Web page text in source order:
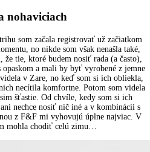
nohaviciach
som začala registrovať už začiatkom
no nikde som však nenašla také,
že tie, ktoré budem nosiť rada (a často),
opaskom a mali by byť vyrobené z jemne
v Zare, no keď som si ich obliekla,
necítila komfortne. Potom som videla
šťastie. Od chvíle, kedy som si ich
nechce nosiť nič iné a v kombinácii s
z F&F mi vyhovujú úplne najviac. V
mohla chodiť celú zimu…